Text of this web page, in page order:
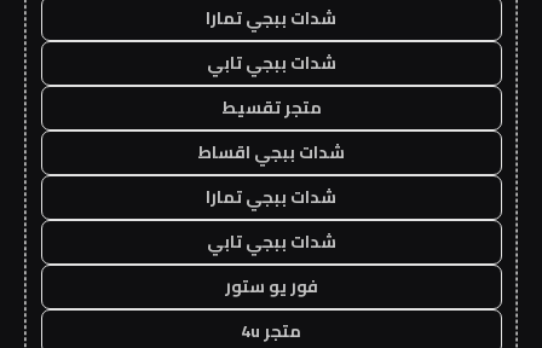
شدات ببجي تمارا
شدات ببجي تابي
متجر تقسيط
شدات ببجي اقساط
شدات ببجي تمارا
شدات ببجي تابي
فور يو ستور
متجر 4u